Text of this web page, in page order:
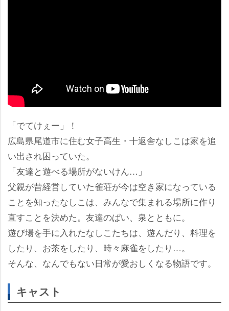
「でてけぇー」！
広島県尾道市に住む女子高生・十返舎なしこは家を追
い出され困っていた。
「友達と遊べる場所がないけん…」
父親が昔経営していた雀荘が今は空き家になっている
ことを知ったなしこは、みんなで集まれる場所に作り
直すことを決めた。友達のぱい、泉とともに。
遊び場を手に入れたなしこたちは、遊んだり、料理を
したり、お茶をしたり、時々麻雀をしたり…。
そんな、なんでもない日常が愛おしくなる物語です。
キャスト